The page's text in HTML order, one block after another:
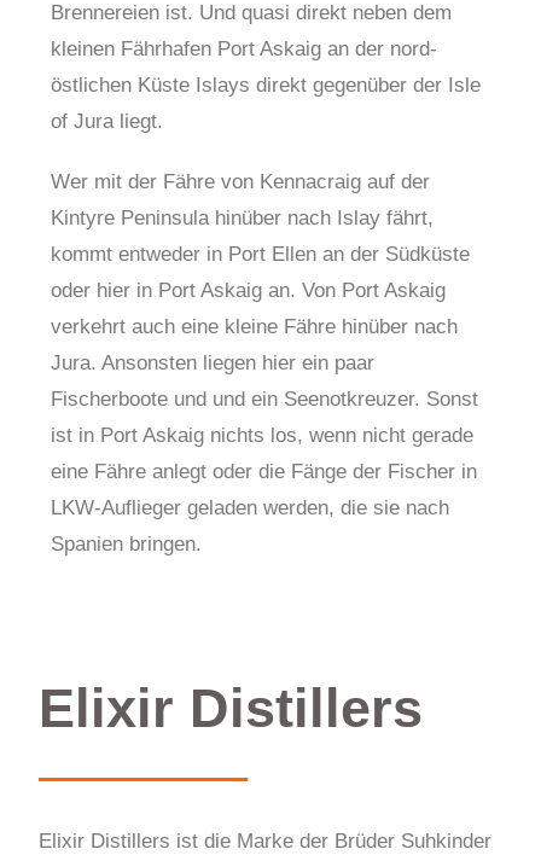
Brennereien ist. Und quasi direkt neben dem
kleinen Fährhafen Port Askaig an der nord-
östlichen Küste Islays direkt gegenüber der Isle
of Jura liegt.
Wer mit der Fähre von Kennacraig auf der
Kintyre Peninsula hinüber nach Islay fährt,
kommt entweder in Port Ellen an der Südküste
oder hier in Port Askaig an. Von Port Askaig
verkehrt auch eine kleine Fähre hinüber nach
Jura. Ansonsten liegen hier ein paar
Fischerboote und und ein Seenotkreuzer. Sonst
ist in Port Askaig nichts los, wenn nicht gerade
eine Fähre anlegt oder die Fänge der Fischer in
LKW-Auflieger geladen werden, die sie nach
Spanien bringen.
Elixir Distillers
Elixir Distillers ist die Marke der Brüder Suhkinder